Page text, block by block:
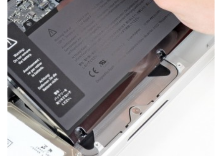
РЕМОНТ MACBOOK
Коли потрібна заміна батареї
MacBook?